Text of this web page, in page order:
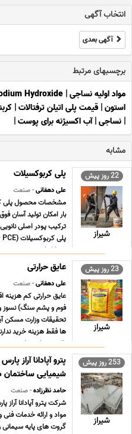
انتخاب آگهی
آگهی بعدی
برچسبهای مرتبط
مواد اولیه نساجی|
Hydroxide
استون| قیمت پلی اتیلن ترفتالات|
| نساجی|آب اکسیژنه برای پوست|
مشابه
22 روز پیش
شیراز
پلی کربوکسیلات
علی دهقانی- صنعت
مشخصات محصول پلی
بار امکان تولید آسان
ترکیب پودر اصلی
شما اجازه می دهد
23 روز پیش
شیراز
عایق حرارتی
علی دهقانی- صنعت
ها فقط هزینه خرید
بالا، زیرسازی،
253 روز پیش
شیراز
پترو آپادانا آراز
شیمیایی ساختمان
حامد نظرزاده- صنعت
شرکت پترو آپادانا آراز
مواد و ارائه خدمات